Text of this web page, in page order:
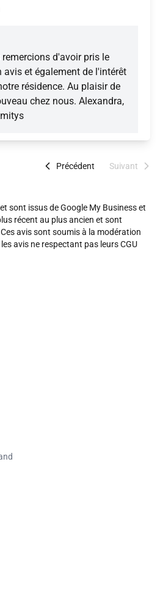
d'avoir pris le
avis et également de l'intérêt
résidence. Au plaisir de
chez nous. Alexandra,
Précédent Suivant
sont issus de Google My Business et
récent au plus ancien et sont
avis sont soumis à la modération
avis ne respectant pas leurs CGU